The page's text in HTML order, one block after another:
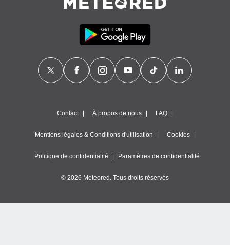
Contact À propos de nous FAQ
Mentions légales & Conditions d'utilisation Cookies
Politique de confidentialité Paramètres de confidentialité
© 2026 Meteored. Tous droits réservés